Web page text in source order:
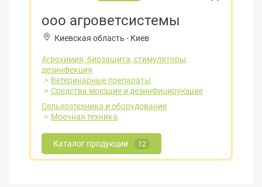
ооо агроветсистемы
Киевская область - Киев
Агрохимия, биозащита, стимуляторы,
дезинфекция
Ветеринарные препараты
Средства моющие и дезинфицирующие
Сельхозтехника и оборудование
Моечная техника
Каталог продукции 12